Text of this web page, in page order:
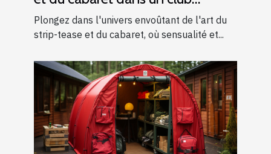
moderne
Plongez dans l'univers envoûtant de l'art du
strip-tease et du cabaret, où sensualité et...